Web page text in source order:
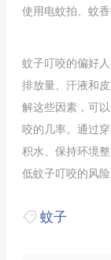
使用电蚊拍、蚊
蚊子叮咬的偏好
排放量、汗液和
解这些因素，可
咬的几率。通过
积水、保持环境
低蚊子叮咬的风
蚊子